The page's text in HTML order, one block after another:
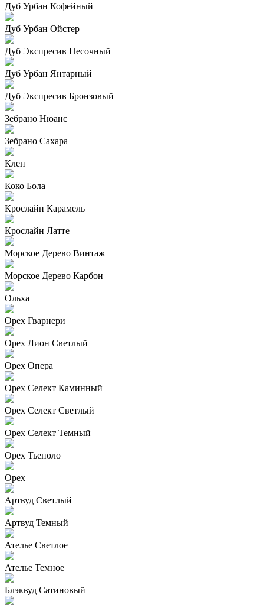
Дуб Урбан Кофейный
Дуб Урбан Ойстер
Дуб Экспресив Песочный
Дуб Урбан Янтарный
Дуб Экспресив Бронзовый
Зебрано Нюанс
Зебрано Сахара
Клен
Коко Бола
Крослайн Карамель
Крослайн Латте
Морское Дерево Винтаж
Морское Дерево Карбон
Ольха
Орех Гварнери
Орех Лион Светлый
Орех Опера
Орех Селект Каминный
Орех Селект Светлый
Орех Селект Темный
Орех Тьеполо
Орех
Артвуд Светлый
Артвуд Темный
Ателье Светлое
Ателье Темное
Блэквуд Сатиновый